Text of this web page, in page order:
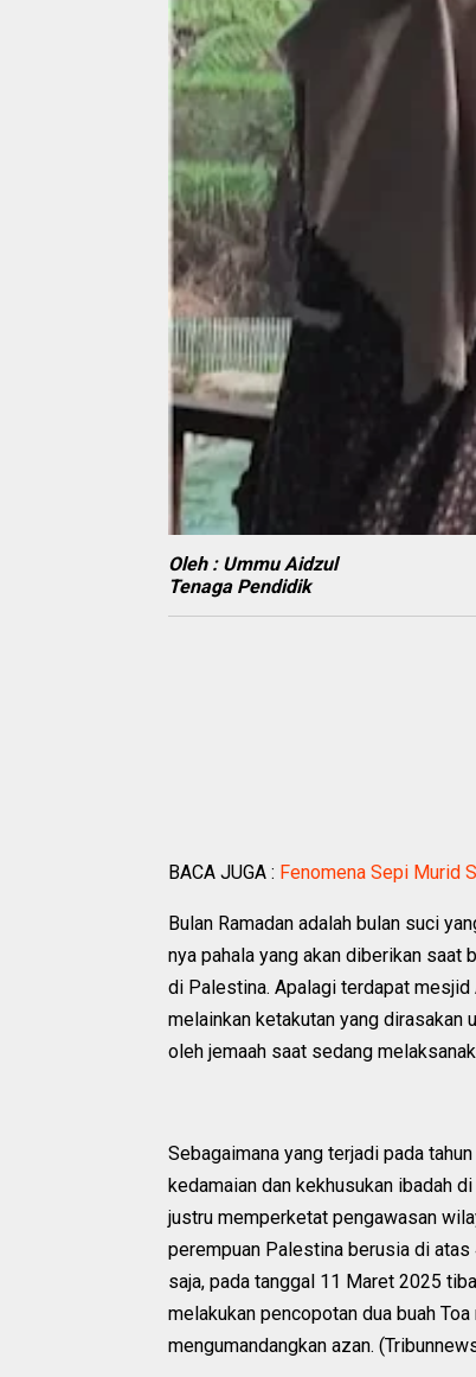
Oleh : Ummu Aidzul
Tenaga Pendidik
BACA JUGA : Fenomena Sepi Murid
Bulan Ramadan adalah bulan suci
nya pahala yang akan diberikan saat
di Palestina. Apalagi terdapat mesjid
melainkan ketakutan yang dirasakan
oleh jemaah saat sedang
Sebagaimana yang terjadi pada
kedamaian dan kekhusukan ibadah
justru memperketat pengawasan
perempuan Palestina berusia di
saja, pada tanggal 11 Maret 2025
melakukan pencopotan dua buah
mengumandangkan azan.